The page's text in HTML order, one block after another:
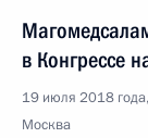
в Конгрессе
19 июля 2018
Москва